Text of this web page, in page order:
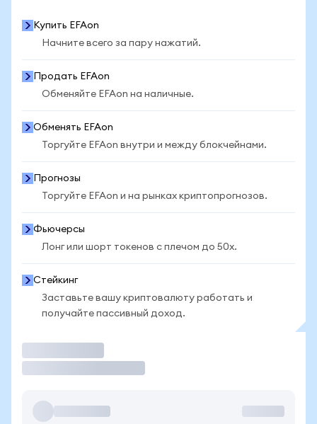
Купить EFAon
Начните всего за пару нажатий.
Продать EFAon
Обменяйте EFAon на наличные.
Обменять EFAon
Торгуйте EFAon внутри и между блокчейнами.
Прогнозы
Торгуйте EFAon и на рынках криптопрогнозов.
Фьючерсы
Лонг или шорт токенов с плечом до 50x.
Стейкинг
Заставьте вашу криптовалюту работать и
получайте пассивный доход.